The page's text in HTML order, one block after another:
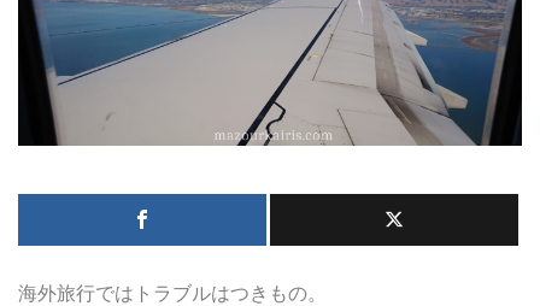
海外旅行ではトラブルはつきもの。